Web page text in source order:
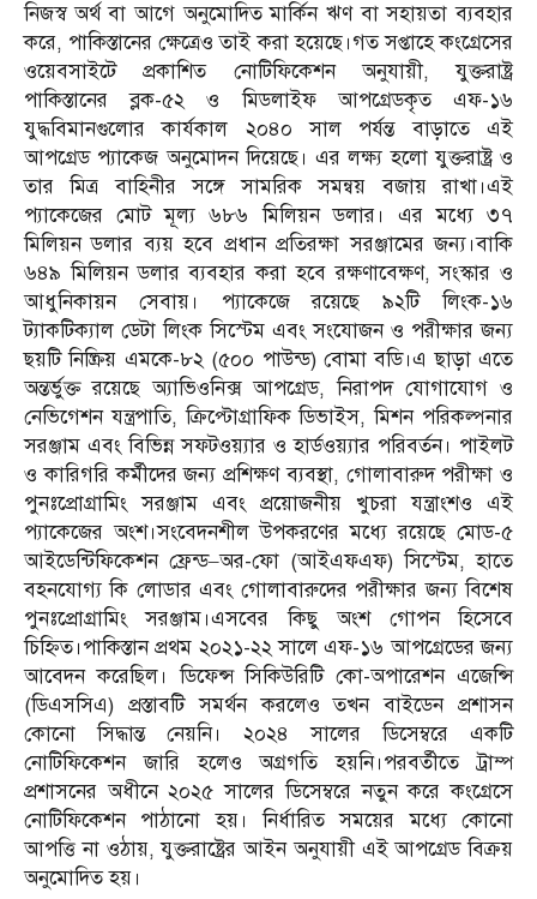
নিজস্ব অর্থ বা আগে অনুমোদিত মার্কিন ঋণ বা সহায়তা ব্যবহার
করে, পাকিস্তানের ক্ষেত্রেও তাই করা হয়েছে।গত সপ্তাহে কংগ্রেসের
ওয়েবসাইটে প্রকাশিত নোটিফিকেশন অনুযায়ী, যুক্তরাষ্ট্র
পাকিস্তানের ব্লক-৫২ ও মিডলাইফ আপগ্রেডকৃত এফ-১৬
যুদ্ধবিমানগুলোর কার্যকাল ২০৪০ সাল পর্যন্ত বাড়াতে এই
আপগ্রেড প্যাকেজ অনুমোদন দিয়েছে। এর লক্ষ্য হলো যুক্তরাষ্ট্র ও
তার মিত্র বাহিনীর সঙ্গে সামরিক সমন্বয় বজায় রাখা।এই
প্যাকেজের মোট মূল্য ৬৮৬ মিলিয়ন ডলার। এর মধ্যে ৩৭
মিলিয়ন ডলার ব্যয় হবে প্রধান প্রতিরক্ষা সরঞ্জামের জন্য।বাকি
৬৪৯ মিলিয়ন ডলার ব্যবহার করা হবে রক্ষণাবেক্ষণ, সংস্কার ও
আধুনিকায়ন সেবায়। প্যাকেজে রয়েছে ৯২টি লিংক-১৬
ট্যাকটিক্যাল ডেটা লিংক সিস্টেম এবং সংযোজন ও পরীক্ষার জন্য
ছয়টি নিষ্ক্রিয় এমকে-৮২ (৫০০ পাউন্ড) বোমা বডি।এ ছাড়া এতে
অন্তর্ভুক্ত রয়েছে অ্যাভিওনিক্স আপগ্রেড, নিরাপদ যোগাযোগ ও
নেভিগেশন যন্ত্রপাতি, ক্রিপ্টোগ্রাফিক ডিভাইস, মিশন পরিকল্পনার
সরঞ্জাম এবং বিভিন্ন সফটওয়্যার ও হার্ডওয়্যার পরিবর্তন। পাইলট
ও কারিগরি কর্মীদের জন্য প্রশিক্ষণ ব্যবস্থা, গোলাবারুদ পরীক্ষা ও
পুনঃপ্রোগ্রামিং সরঞ্জাম এবং প্রয়োজনীয় খুচরা যন্ত্রাংশও এই
প্যাকেজের অংশ।সংবেদনশীল উপকরণের মধ্যে রয়েছে মোড-৫
আইডেন্টিফিকেশন ফ্রেন্ড–অর-ফো (আইএফএফ) সিস্টেম, হাতে
বহনযোগ্য কি লোডার এবং গোলাবারুদের পরীক্ষার জন্য বিশেষ
পুনঃপ্রোগ্রামিং সরঞ্জাম।এসবের কিছু অংশ গোপন হিসেবে
চিহ্নিত।পাকিস্তান প্রথম ২০২১-২২ সালে এফ-১৬ আপগ্রেডের জন্য
আবেদন করেছিল। ডিফেন্স সিকিউরিটি কো-অপারেশন এজেন্সি
(ডিএসসিএ) প্রস্তাবটি সমর্থন করলেও তখন বাইডেন প্রশাসন
কোনো সিদ্ধান্ত নেয়নি। ২০২৪ সালের ডিসেম্বরে একটি
নোটিফিকেশন জারি হলেও অগ্রগতি হয়নি।পরবর্তীতে ট্রাম্প
প্রশাসনের অধীনে ২০২৫ সালের ডিসেম্বরে নতুন করে কংগ্রেসে
নোটিফিকেশন পাঠানো হয়। নির্ধারিত সময়ের মধ্যে কোনো
আপত্তি না ওঠায়, যুক্তরাষ্ট্রের আইন অনুযায়ী এই আপগ্রেড বিক্রয়
অনুমোদিত হয়।